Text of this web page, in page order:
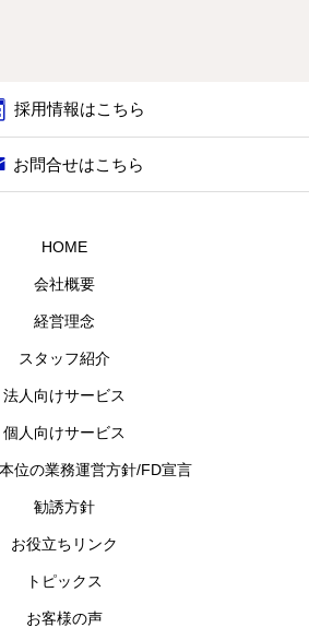
採用情報はこちら
お問合せはこちら
HOME
会社概要
経営理念
スタッフ紹介
法人向けサービス
個人向けサービス
位の業務運営方針/FD宣言
勧誘方針
お役立ちリンク
トピックス
お客様の声